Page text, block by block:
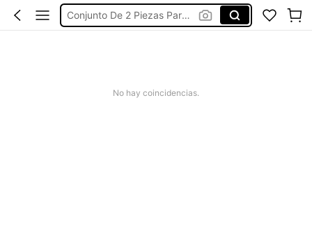
Conjunto De 2 Piezas Para Mujer
No hay coincidencias.